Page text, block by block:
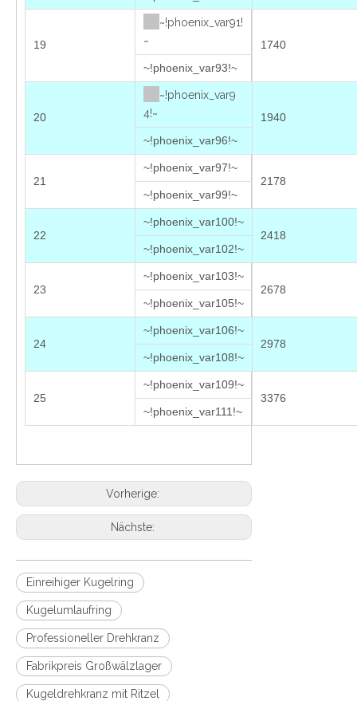
19
~!phoenix_var91!
~
1740
~!phoenix_var93!~
20
~!phoenix_var9
4!~
1940
~!phoenix_var96!~
21
~!phoenix_var97!~
2178
~!phoenix_var99!~
22
~!phoenix_var100!~
2418
~!phoenix_var102!~
23
~!phoenix_var103!~
2678
~!phoenix_var105!~
24
~!phoenix_var106!~
2978
~!phoenix_var108!~
25
~!phoenix_var109!~
3376
~!phoenix_var111!~
Vorherige:
Nächste:
Einreihiger Kugelring
Kugelumlaufring
Professioneller Drehkranz
Fabrikpreis Großwälzlager
Kugeldrehkranz mit Ritzel